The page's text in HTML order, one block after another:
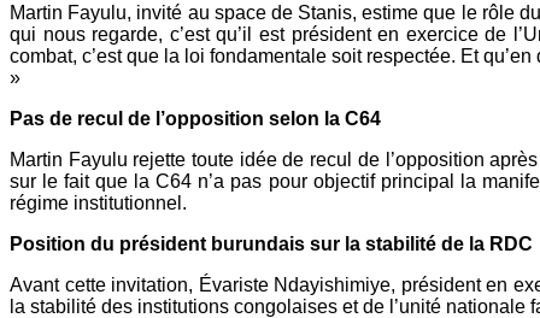
Martin Fayulu, invité au space de Stanis, estime que le rôle
qui nous regarde, c’est qu’il est président en exercice de
combat, c’est que la loi fondamentale soit respectée. Et
»
Pas de recul de l’opposition selon la C64
Martin Fayulu rejette toute idée de recul de l’opposition
sur le fait que la C64 n’a pas pour objectif principal la
régime institutionnel.
Position du président burundais sur la stabilité de la RDC
Avant cette invitation, Évariste Ndayishimiye, président en
la stabilité des institutions congolaises et de l’unité